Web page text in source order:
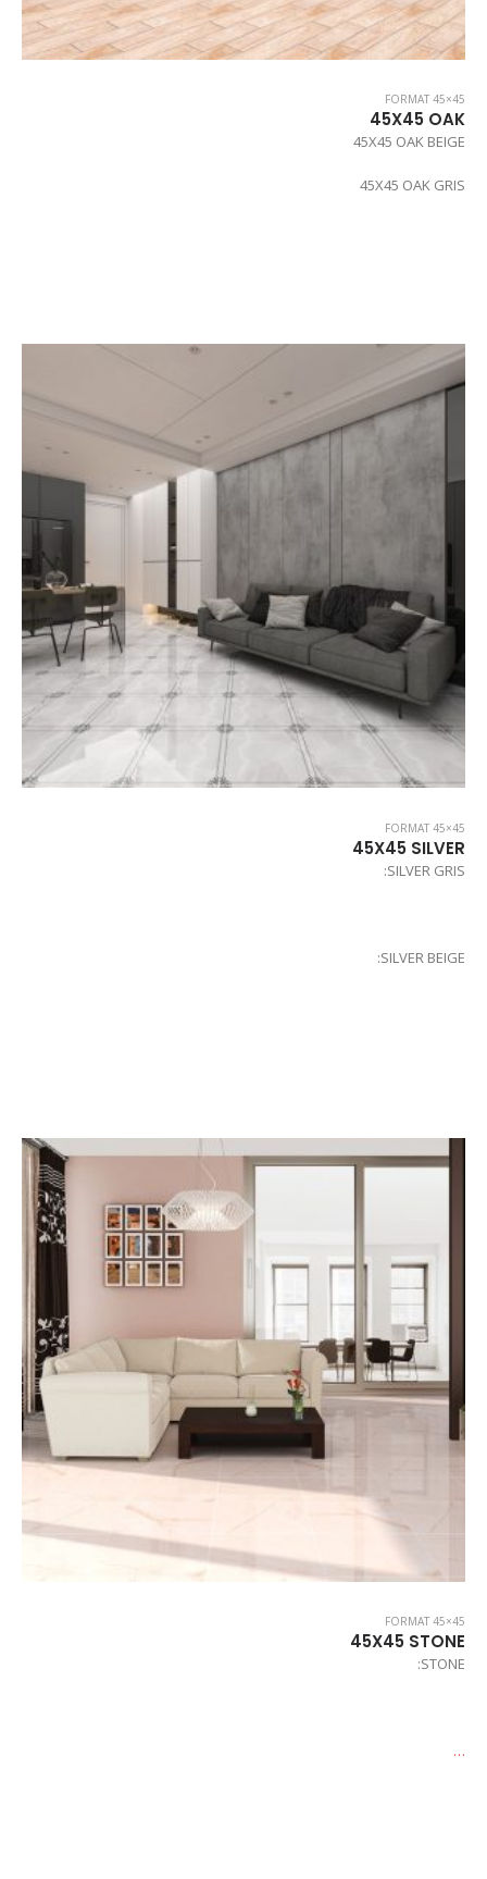
FORMAT 45×45
45X45 OAK
45X45 OAK BEIGE
45X45 OAK GRIS
FORMAT 45×45
45X45 SILVER
SILVER GRIS:
SILVER BEIGE:
FORMAT 45×45
45X45 STONE
STONE:
…